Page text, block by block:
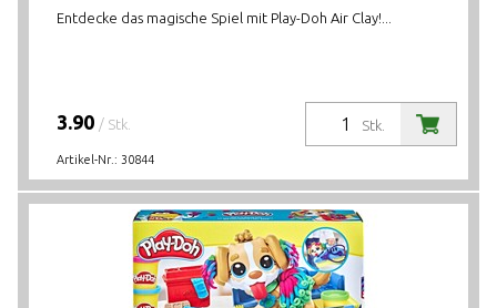
Entdecke das magische Spiel mit Play-Doh Air Clay!...
Stk.
3.90 / Stk.
Artikel-Nr.: 30844